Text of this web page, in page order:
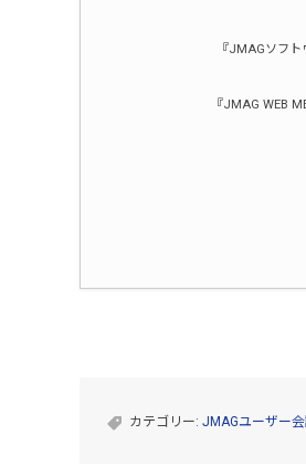
『JMAGソフ
『JMAG WEB
カテゴリー: JMAGユーザー